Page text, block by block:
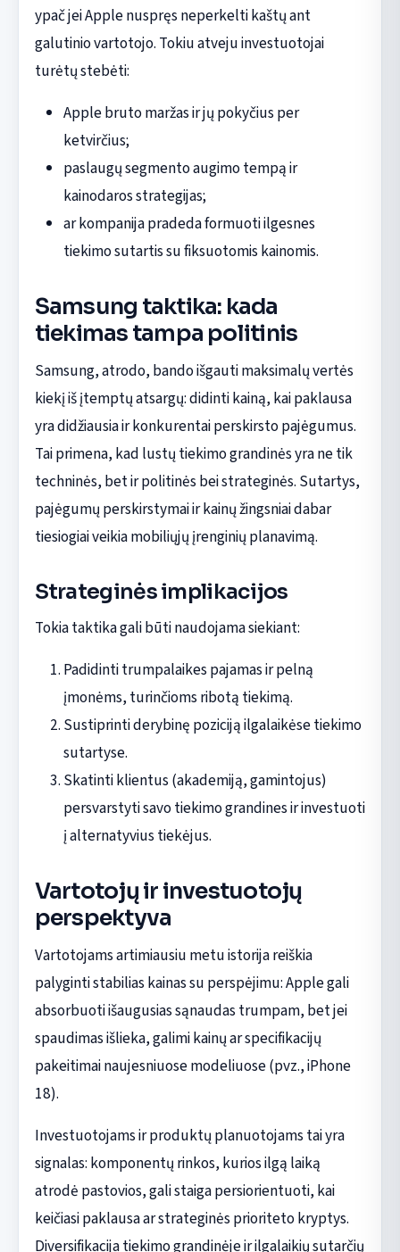
ypač jei Apple nuspręs neperkelti kaštų ant
galutinio vartotojo. Tokiu atveju investuotojai
turėtų stebėti:
Apple bruto maržas ir jų pokyčius per
ketvirčius;
paslaugų segmento augimo tempą ir
kainodaros strategijas;
ar kompanija pradeda formuoti ilgesnes
tiekimo sutartis su fiksuotomis kainomis.
Samsung taktika: kada
tiekimas tampa politinis
Samsung, atrodo, bando išgauti maksimalų vertės
kiekį iš įtemptų atsargų: didinti kainą, kai paklausa
yra didžiausia ir konkurentai perskirsto pajėgumus.
Tai primena, kad lustų tiekimo grandinės yra ne tik
techninės, bet ir politinės bei strateginės. Sutartys,
pajėgumų perskirstymai ir kainų žingsniai dabar
tiesiogiai veikia mobiliųjų įrenginių planavimą.
Strateginės implikacijos
Tokia taktika gali būti naudojama siekiant:
Padidinti trumpalaikes pajamas ir pelną
įmonėms, turinčioms ribotą tiekimą.
Sustiprinti derybinę poziciją ilgalaikėse tiekimo
sutartyse.
Skatinti klientus (akademiją, gamintojus)
persvarstyti savo tiekimo grandines ir investuoti
į alternatyvius tiekėjus.
Vartotojų ir investuotojų
perspektyva
Vartotojams artimiausiu metu istorija reiškia
palyginti stabilias kainas su perspėjimu: Apple gali
absorbuoti išaugusias sąnaudas trumpam, bet jei
spaudimas išlieka, galimi kainų ar specifikacijų
pakeitimai naujesniuose modeliuose (pvz., iPhone
18).
Investuotojams ir produktų planuotojams tai yra
signalas: komponentų rinkos, kurios ilgą laiką
atrodė pastovios, gali staiga persiorientuoti, kai
keičiasi paklausa ar strateginės prioriteto kryptys.
Diversifikacija tiekimo grandinėje ir ilgalaikių sutarčių